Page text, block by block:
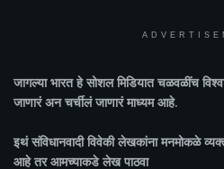
जागल्या भारतहे सोशल मिडियात चळवळींच
जाणारं अन चर्चीलं जाणारं माध्यम आहे.
इथं संविधानवादी विवेकी लेखकांना मनमोकळे
आहे तर आमच्याकडे लेख पाठवा